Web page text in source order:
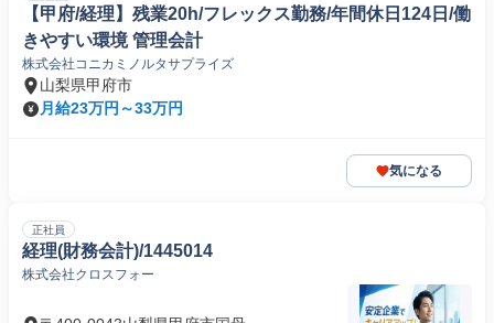
【甲府/経理】残業20h/フレックス勤務/年間休日124日/働
きやすい環境 管理会計
株式会社コニカミノルタサプライズ
山梨県甲府市
月給23万円～33万円
気になる
正社員
経理(財務会計)/1445014
株式会社クロスフォー